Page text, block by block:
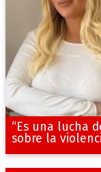
“Es una lucha
sobre la